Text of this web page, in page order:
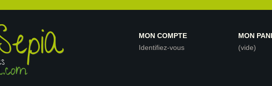
MON COMPTE
Identifiez-vous
MON
(vide)